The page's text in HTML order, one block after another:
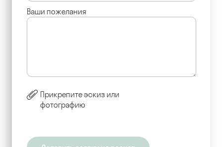
Ваши пожелания
Прикрепите эскиз или
фотографию